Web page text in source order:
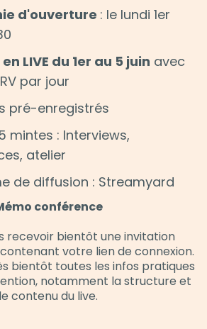
d'ouverture : le lundi 1er
LIVE du 1er au 5 juin avec
par jour
pré-enregistrés
mintes : Interviews,
atelier
de diffusion : Streamyard
conférence
recevoir bientôt une invitation
votre lien de connexion.
bientôt toutes les infos pratiques
notamment la structure et
le contenu du live.